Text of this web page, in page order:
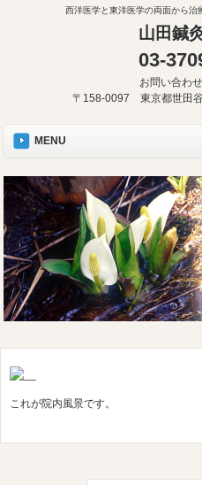
西洋医学と東洋医学の両面から治
山田鍼
03-
お問い合わ
〒158-0097 東京都世田
MENU
これが院内風景です。